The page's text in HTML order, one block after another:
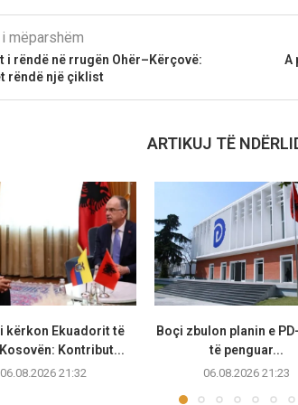
mëparshëm
i rëndë në rrugën Ohër–Kërçovë:
rëndë një çiklist
​A
ARTIKUJ TË
kërkon Ekuadorit të
Kontribut...
06.08.2026 21:32
Boçi zbulon planin e
të penguar...
06.08.2026 21:23